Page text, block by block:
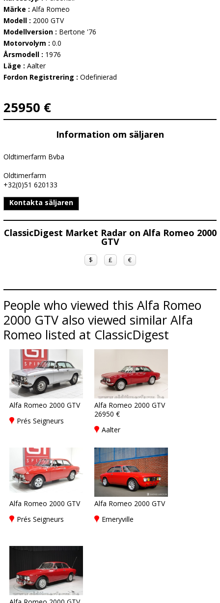
Märke : Alfa Romeo
Modell : 2000 GTV
Modellversion : Bertone '76
Motorvolym : 0.0
Årsmodell : 1976
Läge : Aalter
Fordon Registrering : Odefinierad
25950 €
Information om säljaren
Oldtimerfarm Bvba
Oldtimerfarm
+32(0)51 620133
Kontakta säljaren
ClassicDigest Market Radar on Alfa Romeo 2000
GTV
$ £ €
People who viewed this Alfa Romeo
2000 GTV also viewed similar Alfa
Romeo listed at ClassicDigest
Alfa Romeo 2000 GTV
Prés Seigneurs
Alfa Romeo 2000 GTV
26950 €
Aalter
Alfa Romeo 2000 GTV
Prés Seigneurs
Alfa Romeo 2000 GTV
Emeryville